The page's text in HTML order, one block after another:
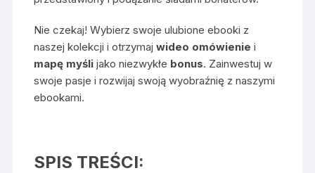
Nie czekaj! Wybierz swoje ulubione ebooki z
naszej kolekcji i otrzymajwideo omówienie i
mapę myślijako niezwykłe bonus. Zainwestuj w
swoje pasje i rozwijaj swoją wyobraźnię z naszymi
ebookami.
SPIS TREŚCI: